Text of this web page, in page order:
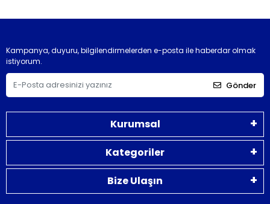
Kampanya, duyuru, bilgilendirmelerden e-posta ile haberdar olmak
istiyorum.
Gönder
Kurumsal
Kategoriler
Bize Ulaşın